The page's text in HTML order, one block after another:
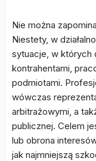
Nie można
Niestety, w
sytuacje, w których
kontrahentami,
podmiotami.
wówczas
arbitrażowymi, a
publicznej. Celem
lub obrona
jak najmniejszą